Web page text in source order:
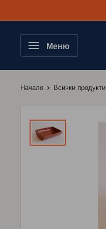
съдържанието
Меню
Начало Всички продукти